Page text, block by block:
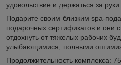
удовольствие и держаться за руки.
Подарите своим близким spa-
подарочных сертификатов и они
отдохнуть от тяжелых рабочих
улыбающимися, полными
Продолжительность комплекса: